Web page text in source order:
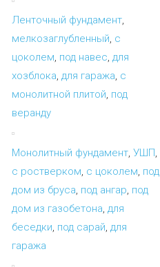
Ленточный фундамент,
мелкозаглубленный, с
цоколем, под навес, для
хозблока, для гаража, с
монолитной плитой, под
веранду
Монолитный фундамент, УШП,
с ростверком, с цоколем, под
дом из бруса, под ангар, под
дом из газобетона, для
беседки, под сарай, для
гаража